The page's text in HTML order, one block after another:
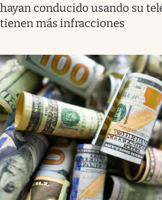
hayan conducido usando su
tienen más infracciones